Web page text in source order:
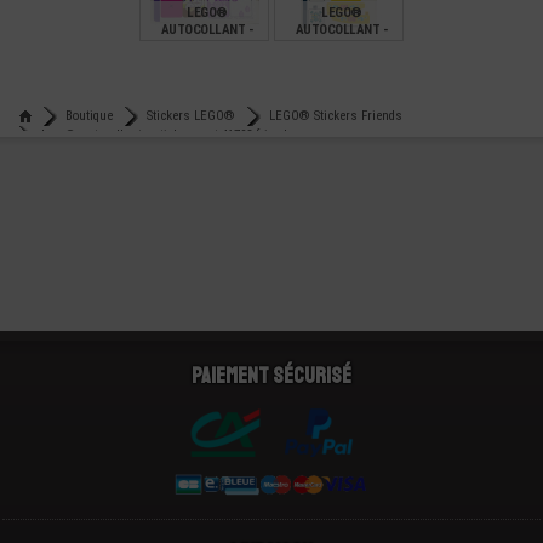
LEGO®
AUTOCOLLANT -
LEGO®
AUTOCOLLANT -
Boutique
Stickers LEGO®
LEGO® Stickers Friends
Lego® autocollant - stickers set 41708 friends
Paiement sécurisé